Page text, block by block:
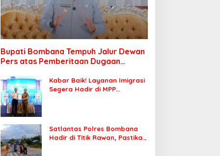
Bupati Bombana Tempuh Jalur Dewan
Pers atas Pemberitaan Dugaan
Kabar Baik! Layanan Imigrasi
Segera Hadir di MPP
Satlantas Polres Bombana
Hadir di Titik Rawan, Pastikan